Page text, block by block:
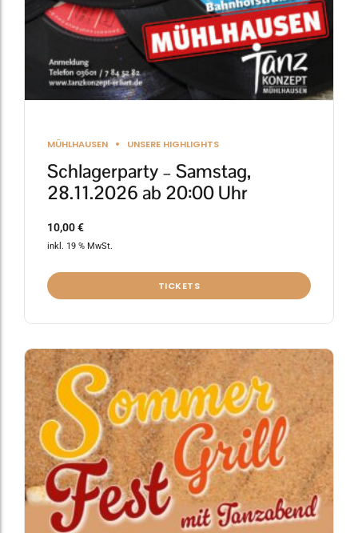
MÜHLHAUSEN UNSERE HIGHLIGHTS
Schlagerparty – Samstag,
28.11.2026 ab 20:00 Uhr
10,00€
inkl. 19 % MwSt.
TICKETS